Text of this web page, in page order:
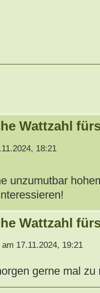
Wattzahl
18:21
unzumutbar
Wattzahl
17.11.2024, 19:21
gerne mal